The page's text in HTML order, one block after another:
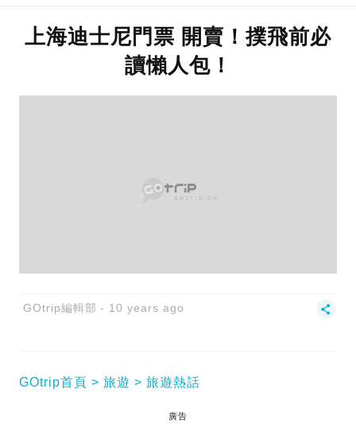
上海迪士尼門票 開賣！撲飛前必
讀懶人包！
GOtrip編輯部 10 years ago
GOtrip首頁 旅遊 旅遊熱話
廣告